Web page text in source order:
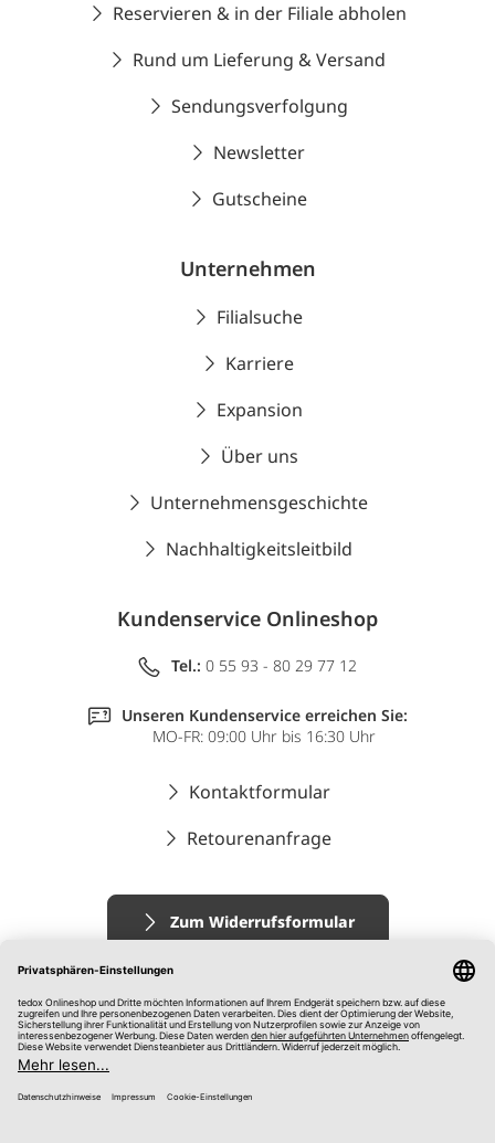
Reservieren & in der Filiale abholen
Rund um Lieferung & Versand
Sendungsverfolgung
Newsletter
Gutscheine
Unternehmen
Filialsuche
Karriere
Expansion
Über uns
Unternehmensgeschichte
Nachhaltigkeitsleitbild
Kundenservice Onlineshop
Tel.: 0 55 93 - 80 29 77 12
Unseren Kundenservice erreichen Sie:
MO-FR: 09:00 Uhr bis 16:30 Uhr
Kontaktformular
Retourenanfrage
Zum Widerrufsformular
Impressum
AGB
Datenschutz